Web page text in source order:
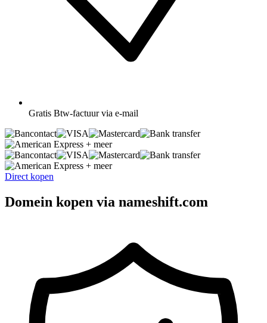
Gratis Btw-factuur via e-mail
+ meer
+ meer
Direct kopen
Domein kopen via nameshift.com